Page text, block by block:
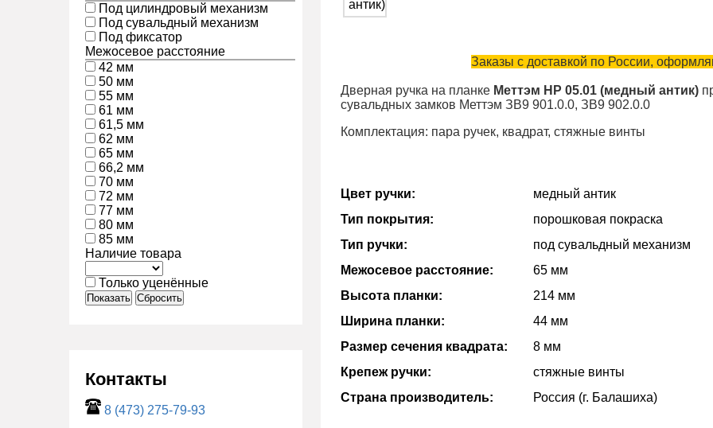
Под цилиндровый механизм
Под сувальдный механизм
Под фиксатор
Межосевое расстояние
42 мм
50 мм
55 мм
61 мм
61,5 мм
62 мм
65 мм
66,2 мм
70 мм
72 мм
77 мм
80 мм
85 мм
Наличие товара
Только уценённые
Показать Сбросить
Контакты
8 (473) 275-79-93
Заказы с доставкой по России,
Дверная ручка на планке Меттэм НР 05.01 (медный антик)
сувальдных замков Меттэм ЗВ9 901.0.0, ЗВ9 902.0.0
Комплектация: пара ручек, квадрат, стяжные винты
Цвет ручки:
медный антик
Тип покрытия:
порошковая покраска
Тип ручки:
под сувальдный механизм
Межосевое расстояние:
65 мм
Высота планки:
214 мм
Ширина планки:
44 мм
Размер сечения квадрата:
8 мм
Крепеж ручки:
стяжные винты
Страна производитель:
Россия (г. Балашиха)